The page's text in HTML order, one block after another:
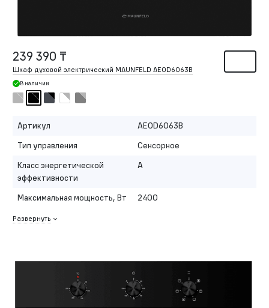
239 390 ₸
Шкаф духовой электрический MAUNFELD AEOD6063B
В наличии
Артикул
AEOD6063B
Тип управления
Сенсорное
Класс энергетической
эффективности
A
Максимальная мощность, Вт 2400
Развернуть